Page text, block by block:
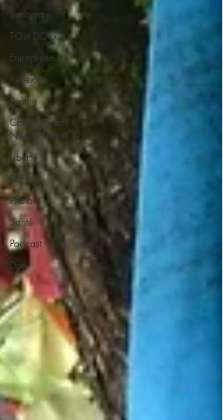
Rencontre
TOut DOux
Entrepreneur
Réflexion
Poème
Communication
NonViolente
Liberté
Danse
Photo
Santé
Podcast
Don